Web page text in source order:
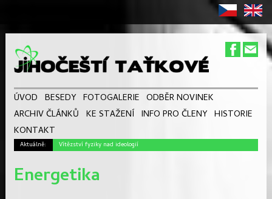
ÚVOD BESEDY FOTOGALERIE ODBĚR NOVINEK
ARCHIV ČLÁNKŮ KE STAŽENÍ INFO PRO ČLENY HISTORIE
KONTAKT
Aktuálně: Vítězství fyziky nad ideologií
Energetika